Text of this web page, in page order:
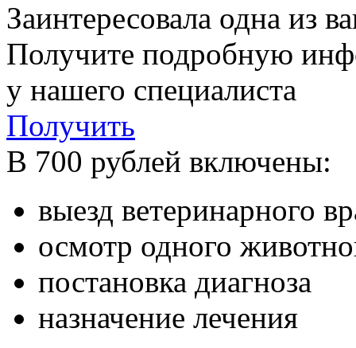
Заинтересовала одна из
Получите подробную
у нашего специалиста
Получить
В 700 рублей включены:
выезд ветеринарного
осмотр одного
постановка диагноза
назначение лечения